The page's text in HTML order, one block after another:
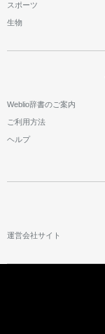
スポーツ
生物
Weblio辞書のご案内
ご利用方法
ヘルプ
運営会社サイト